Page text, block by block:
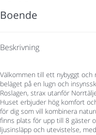
Boende
Beskrivning
Välkommen till ett nybyggt
beläget på en lugn och
Roslagen, strax utanför
Huset erbjuder hög komfort
för dig som vill kombinera
finns plats för upp till 8 gäster
ljusinsläpp och utevistelse,